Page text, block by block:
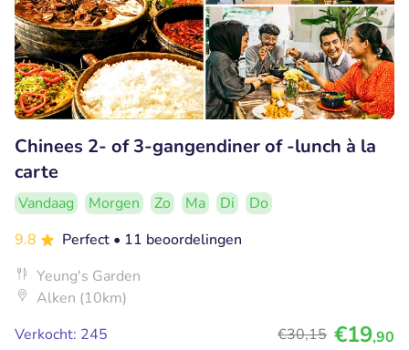
Chinees 2- of 3-gangendiner of -lunch à la
carte
Vandaag Morgen Zo Ma Di
Do
9.8
Perfect • 11 beoordelingen
Yeung's Garden
Alken (10km)
Verkocht: 245
€30,15 €19,90